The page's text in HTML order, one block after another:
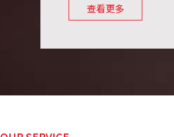
查看更多